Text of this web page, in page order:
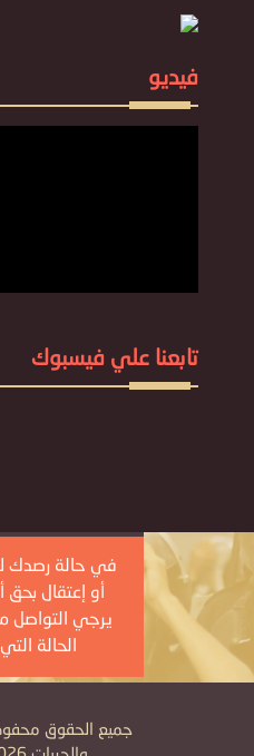
فيديو
تابعنا علي فيسبوك
في حالة رصدك
أو إعتقال بحق
يرجي التواصل
الحالة
جميع الحقوق